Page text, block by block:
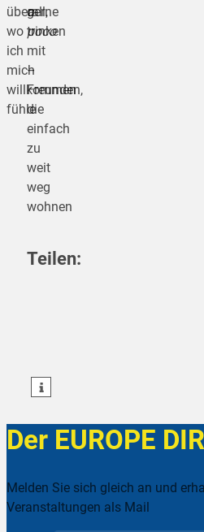
überall,
wo
ich
mich
willkommen
fühle
gerne
trinken
mit
–
Freunden,
die
einfach
zu
weit
weg
wohnen
a
poco
Teilen:
teilen
Der EUROPE
Melden Sie sich gleich an und
Veranstaltungen als Mail